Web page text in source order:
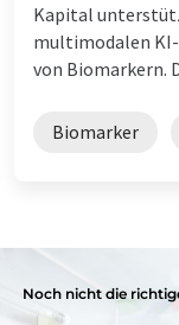
Kapital
multimodalen
von Biomarkern.
Biomarker
Noch nicht die